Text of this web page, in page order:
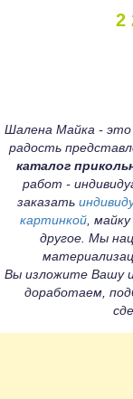
2
Шалена Майка -
радость
каталог
работ -
заказать
картинкой,
другое. Мы
Вы изложите Вашу
доработаем,